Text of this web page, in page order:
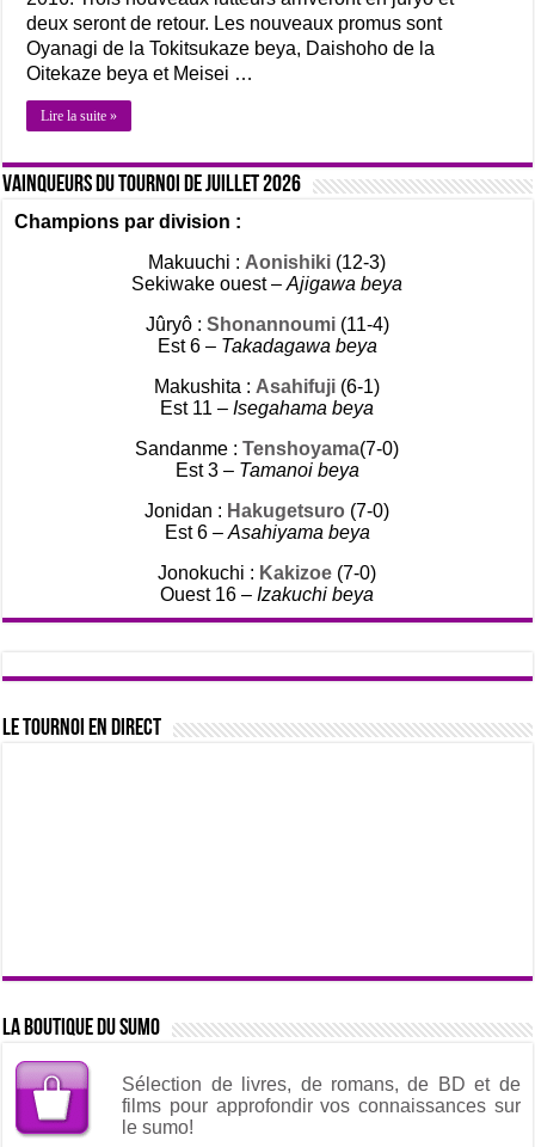
deux seront de retour. Les nouveaux promus sont
Oyanagi de la Tokitsukaze beya, Daishoho de la
Oitekaze beya et Meisei …
Lire la suite »
Vainqueurs du tournoi de Juillet 2026
Champions par division :
Makuuchi : Aonishiki (12-3)
Sekiwake ouest –Ajigawa beya
Jûryô : Shonannoumi (11-4)
Est 6 – Takadagawa beya
Makushita : Asahifuji (6-1)
Est 11 –Isegahama beya
Sandanme :Tenshoyama(7-0)
Est 3 – Tamanoi beya
Jonidan : Hakugetsuro (7-0)
Est 6 – Asahiyama beya
Jonokuchi : Kakizoe (7-0)
Ouest 16 –Izakuchi beya
Le tournoi en direct
La boutique du sumo
Sélection de livres, de romans, de BD et de
films pour approfondir vos connaissances sur
le sumo!